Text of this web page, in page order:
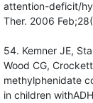
attention-deficit/
Ther. 2006
54. Kemner JE,
Wood CG,
methylphenidate
in children